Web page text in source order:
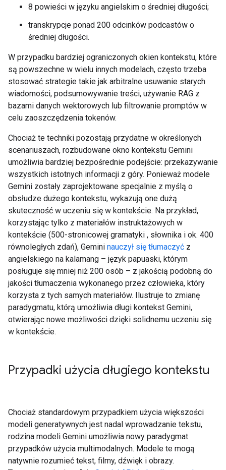
8 powieści w języku angielskim o średniej długości;
transkrypcje ponad 200 odcinków podcastów o
średniej długości.
W przypadku bardziej ograniczonych okien kontekstu, które
są powszechne w wielu innych modelach, często trzeba
stosować strategie takie jak arbitralne usuwanie starych
wiadomości, podsumowywanie treści, używanie RAG z
bazami danych wektorowych lub filtrowanie promptów w
celu zaoszczędzenia tokenów.
Chociaż te techniki pozostają przydatne w określonych
scenariuszach, rozbudowane okno kontekstu Gemini
umożliwia bardziej bezpośrednie podejście: przekazywanie
wszystkich istotnych informacji z góry. Ponieważ modele
Gemini zostały zaprojektowane specjalnie z myślą o
obsłudze dużego kontekstu, wykazują one dużą
skuteczność w uczeniu się w kontekście. Na przykład,
korzystając tylko z materiałów instruktażowych w
kontekście (500-stronicowej gramatyki , słownika i ok. 400
równoległych zdań), Gemini nauczył się tłumaczyć z
angielskiego na kalamang – język papuaski, którym
posługuje się mniej niż 200 osób – z jakością podobną do
jakości tłumaczenia wykonanego przez człowieka, który
korzysta z tych samych materiałów. Ilustruje to zmianę
paradygmatu, którą umożliwia długi kontekst Gemini,
otwierając nowe możliwości dzięki solidnemu uczeniu się
w kontekście.
Przypadki użycia długiego kontekstu
Chociaż standardowym przypadkiem użycia większości
modeli generatywnych jest nadal wprowadzanie tekstu,
rodzina modeli Gemini umożliwia nowy paradygmat
przypadków użycia multimodalnych. Modele te mogą
natywnie rozumieć tekst, filmy, dźwięk i obrazy.